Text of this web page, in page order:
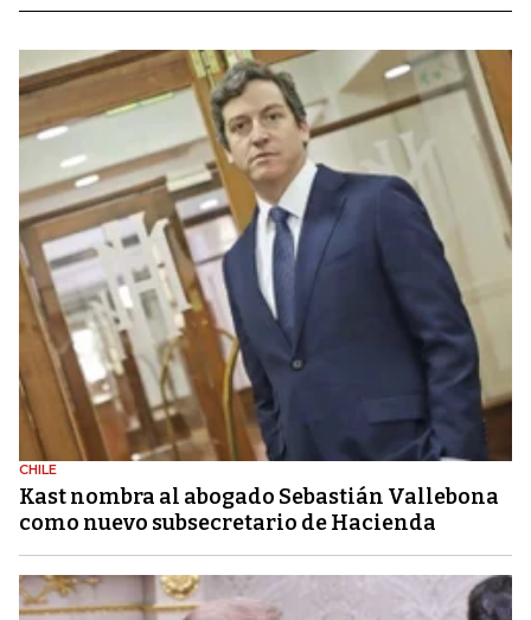
CHILE
Kast nombra al abogado Sebastián Vallebona
como nuevo subsecretario de Hacienda